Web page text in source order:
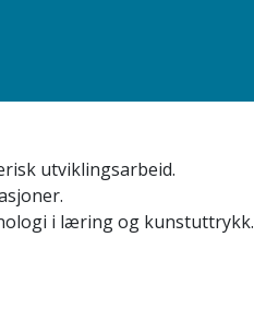
utviklingsarbeid.
i læring og kunstuttrykk.